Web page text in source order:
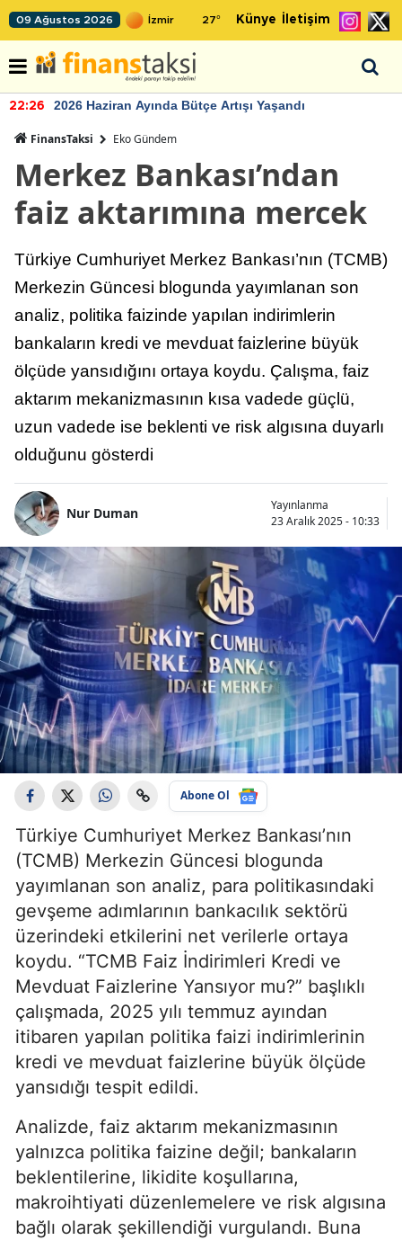
09 Ağustos 2026 27° Künye İletişim
22:26 2026 Haziran Ayında Bütçe Artışı Yaşandı
FinansTaksi Eko Gündem
Merkez Bankası’ndan
faiz aktarımına mercek
Türkiye Cumhuriyet Merkez Bankası’nın (TCMB)
Merkezin Güncesi blogunda yayımlanan son
analiz, politika faizinde yapılan indirimlerin
bankaların kredi ve mevduat faizlerine büyük
ölçüde yansıdığını ortaya koydu. Çalışma, faiz
aktarım mekanizmasının kısa vadede güçlü,
uzun vadede ise beklenti ve risk algısına duyarlı
olduğunu gösterdi
Nur Duman
Yayınlanma
23 Aralık 2025 - 10:33
Abone Ol
Türkiye Cumhuriyet Merkez Bankası’nın
(TCMB) Merkezin Güncesi blogunda
yayımlanan son analiz, para politikasındaki
gevşeme adımlarının bankacılık sektörü
üzerindeki etkilerini net verilerle ortaya
koydu. “TCMB Faiz İndirimleri Kredi ve
Mevduat Faizlerine Yansıyor mu?” başlıklı
çalışmada, 2025 yılı temmuz ayından
itibaren yapılan politika faizi indirimlerinin
kredi ve mevduat faizlerine büyük ölçüde
yansıdığı tespit edildi.
Analizde, faiz aktarım mekanizmasının
yalnızca politika faizine değil; bankaların
beklentilerine, likidite koşullarına,
makroihtiyati düzenlemelere ve risk algısına
bağlı olarak şekillendiği vurgulandı. Buna